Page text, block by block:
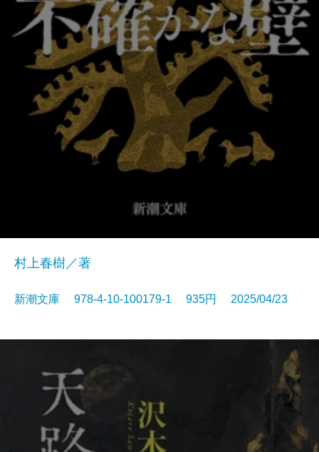
村上春樹／著
新潮文庫 978-4-10-100179-1 935円 2025/04/23